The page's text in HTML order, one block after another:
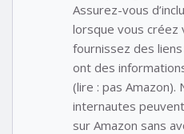
Assurez-vous
lorsque vous
fournissez des
ont des
(lire : pas Amazon).
internautes
sur Amazon sans